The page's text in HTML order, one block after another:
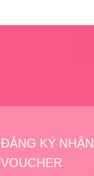
ĐĂNG KÝ NHẬN
VOUCHER